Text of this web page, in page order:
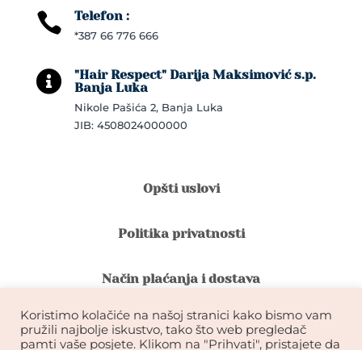
 Telefon :
*387 66 776 666

"Hair Respect" Darija Maksimović s.p.
Banja Luka
Nikole Pašića 2, Banja Luka
JIB: 4508024000000
Opšti uslovi
Politika privatnosti
Način plaćanja i dostava
Reklamacije i povrat robe
Koristimo kolačiće na našoj stranici kako bismo vam
pružili najbolje iskustvo, tako što web pregledač
pamti vaše posjete. Klikom na "Prihvati", pristajete da